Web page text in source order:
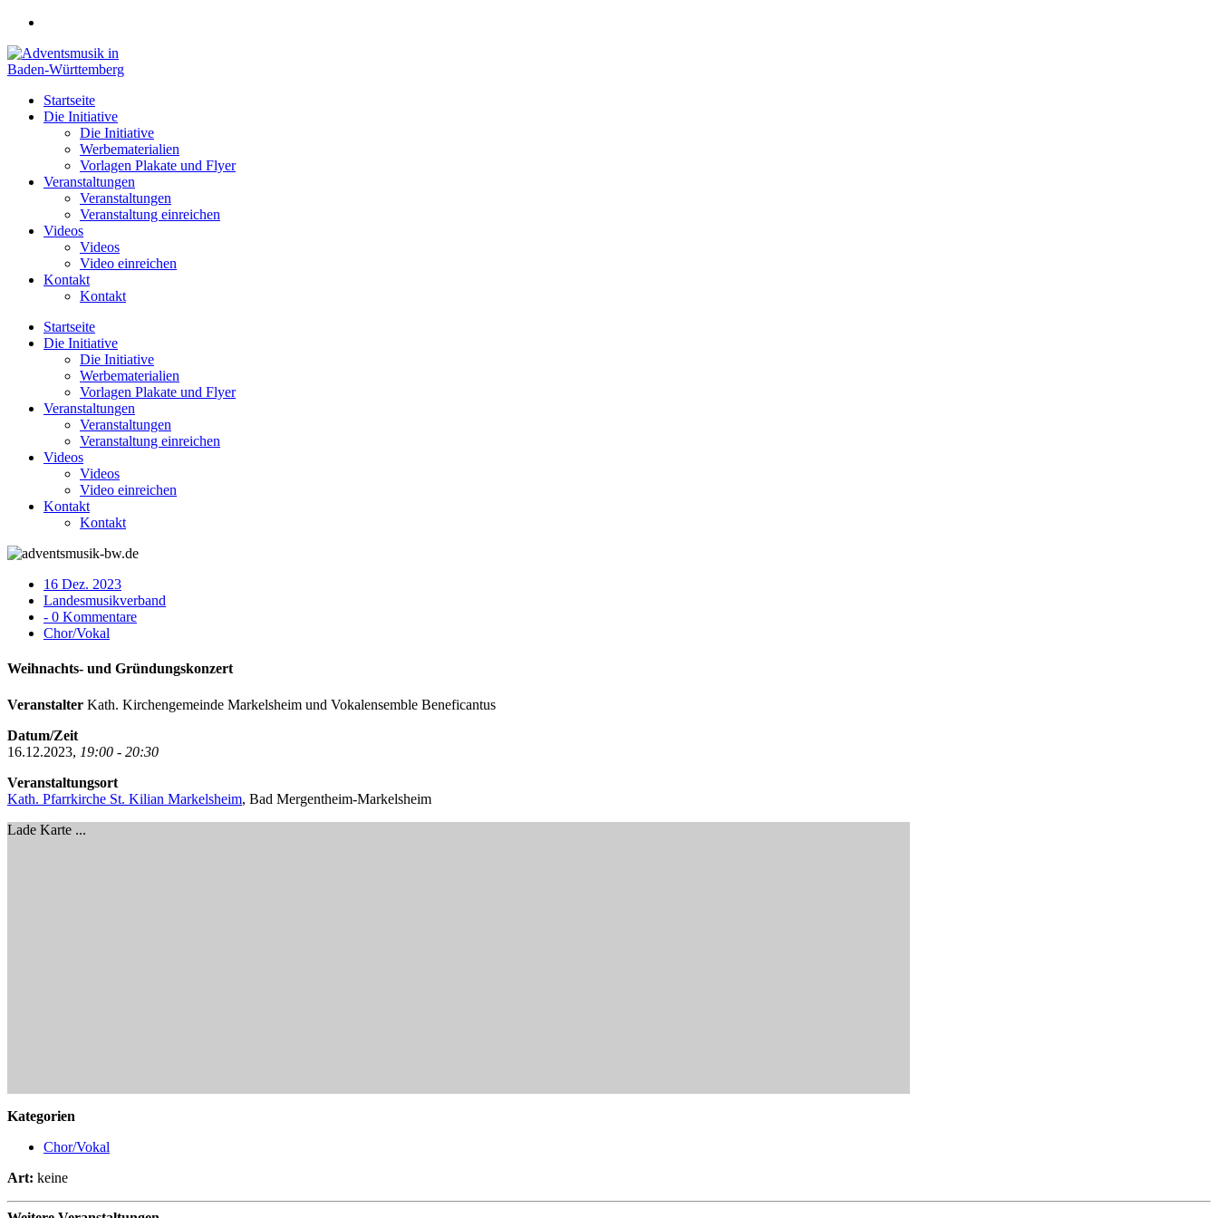
Zum
springen
Startseite
Die Initiative
Die Initiative
Werbematerialien
Vorlagen Plakate und Flyer
Veranstaltungen
Veranstaltungen
Veranstaltung einreichen
Videos
Videos
Video einreichen
Kontakt
Kontakt
Startseite
Die Initiative
Die Initiative
Werbematerialien
Vorlagen Plakate und Flyer
Veranstaltungen
Veranstaltungen
Veranstaltung einreichen
Videos
Videos
Video einreichen
Kontakt
Kontakt
16 Dez. 2023
Landesmusikverband
- 0 Kommentare
Chor/Vokal
Weihnachts- und Gründungskonzert
Veranstalter Kath. Kirchengemeinde Markelsheim und Vokalensemble Beneficantus
Datum/Zeit
16.12.2023, 19:00 - 20:30
Veranstaltungsort
Kath. Pfarrkirche St. Kilian Markelsheim, Bad Mergentheim-Markelsheim
Lade Karte ...
Kategorien
Chor/Vokal
Art: keine